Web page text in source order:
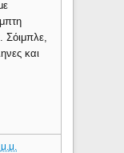
Σόιμπλε,
και